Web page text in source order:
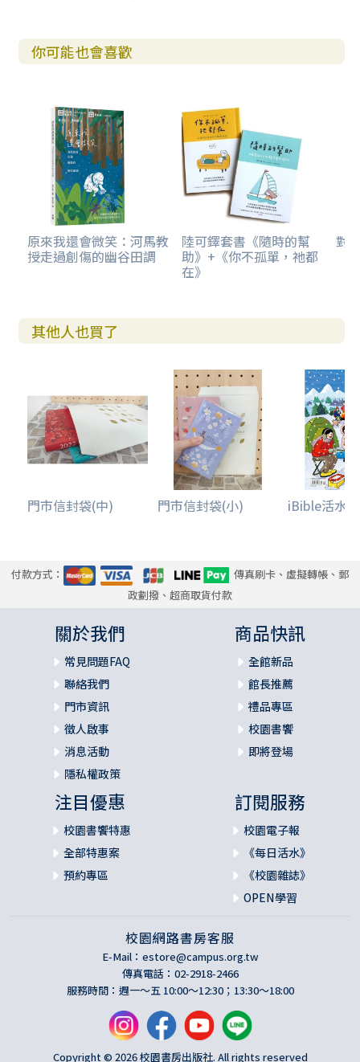
你可能也會喜歡
原來我還會微笑：河馬教
授走過創傷的幽谷田調
陸可鐸套書《隨時的幫
助》+《你不孤單，祂都
在》
對
其他人也買了
門市信封袋(中) 門市信封袋(小) iBible活水
付款方式：
傳真刷卡、虛擬轉帳、郵
政劃撥、超商取貨付款
關於我們
常見問題FAQ
聯絡我們
門市資訊
徵人啟事
消息活動
隱私權政策
商品快訊
全館新品
館長推薦
禮品專區
校園書饗
即將登場
注目優惠
校園書饗特惠
全部特惠案
預約專區
訂閱服務
校園電子報
《每日活水》
《校園雜誌》
OPEN學習
校園網路書房客服
E-Mail： estore@campus.org.tw
傳真電話：02-2918-2466
服務時間：週一～五 10:00～12:30；13:30～18:00
Copyright © 2026 校園書房出版社. All rights reserved